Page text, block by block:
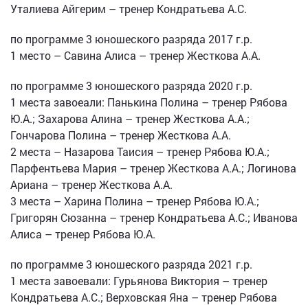
Уталиева Айгерим – тренер Кондратьева А.С.
по программе 3 юношеского разряда 2017 г.р.
1 место – Савина Алиса – тренер Жесткова А.А.
по программе 3 юношеского разряда 2020 г.р.
1 места завоеали: Панькина Полина – тренер Рябова
Ю.А.; Захарова Алина – тренер Жесткова А.А.;
Гончарова Полина – тренер Жесткова А.А.
2 места – Назарова Таисия – тренер Рябова Ю.А.;
Парфентьева Мария – тренер Жесткова А.А.; Логинова
Ариана – тренер Жесткова А.А.
3 места – Харина Полина – тренер Рябова Ю.А.;
Григорян Сюзанна – тренер Кондратьева А.С.; Иванова
Алиса – тренер Рябова Ю.А.
по программе 3 юношеского разряда 2021 г.р.
1 места завоевали: Гурьянова Виктория – тренер
Кондратьева А.С.; Верховская Яна – тренер Рябова